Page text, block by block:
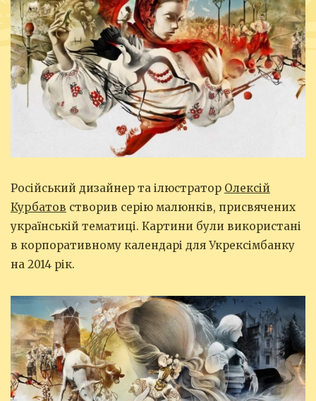
Російський дизайнер та ілюстратор Олексій
Курбатов створив серію малюнків, присвячених
українській тематиці. Картини були використані
в корпоративному календарі для Укрексімбанку
на 2014 рік.